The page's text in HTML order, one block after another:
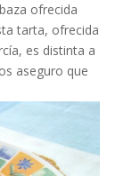
ofrecida
tarta, ofrecida
es distinta a
aseguro que